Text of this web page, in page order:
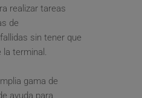
realizar tareas
de
sin tener que
la terminal.
gama de
ayuda para